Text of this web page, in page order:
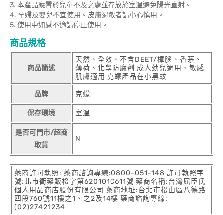
3. 本產品應置於兒童不及之處並存放於室溫避免陽光直射。
4. 孕婦及嬰兒不宜使用。皮膚過敏者請小心慎用。
5. 使用中如感不適請停止使用。
商品規格
商品簡述
天然、全效、不含DEET/樟腦、香茅、
薄荷、化學防腐劑 成人幼兒適用、敏感
肌膚適用 克蠓產品在小黑蚊
品牌 克蠓
保存環境 室溫
是否可門市/超商
取貨
N
藥商許可執照: 藥商諮詢專線:0800-051-148 許可執照字
號:北市衛藥販松字第620101C611號 藥商名稱:台灣屈臣氏
個人用品商店股份有限公司 藥商地址:台北市松山區八德路
四段760號11樓之1、之2及14樓 藥商諮詢專線:
(02)27421234